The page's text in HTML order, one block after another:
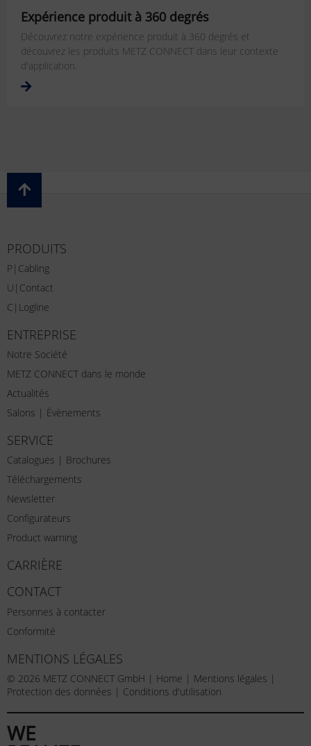
Expérience produit à 360 degrés
Découvrez notre expérience produit à 360 degrés et
découvrez les produits METZ CONNECT dans leur contexte
d'application.
PRODUITS
P|Cabling
U|Contact
C|Logline
ENTREPRISE
Notre Société
METZ CONNECT dans le monde
Actualités
Salons | Évènements
SERVICE
Catalogues | Brochures
Téléchargements
Newsletter
Configurateurs
Product warning
CARRIÈRE
CONTACT
Personnes à contacter
Conformité
MENTIONS LÉGALES
© 2026 METZ CONNECT GmbH | Home | Mentions légales |
Protection des données | Conditions d'utilisation
WE